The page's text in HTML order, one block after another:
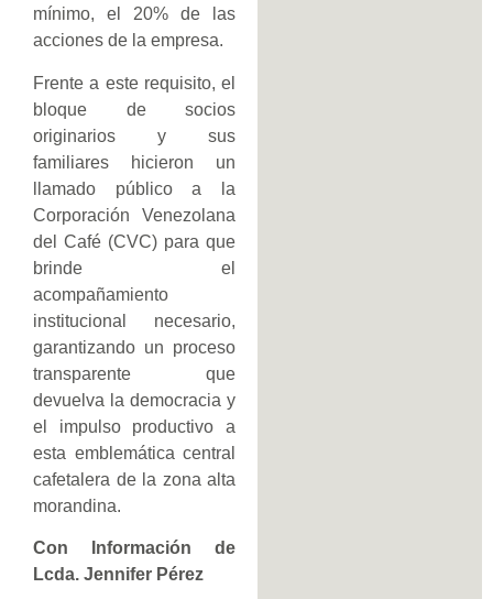
mínimo, el 20% de las
acciones de la empresa.
Frente a este requisito, el
bloque de socios
originarios y sus
familiares hicieron un
llamado público a la
Corporación Venezolana
del Café (CVC) para que
brinde el
acompañamiento
institucional necesario,
garantizando un proceso
transparente que
devuelva la democracia y
el impulso productivo a
esta emblemática central
cafetalera de la zona alta
morandina.
Con Información de
Lcda. Jennifer Pérez